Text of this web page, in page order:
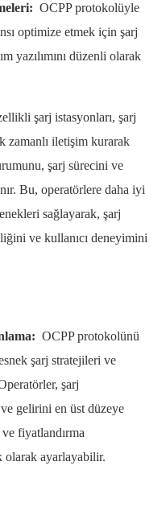
فارسی
հայերեն
עִבְרִית
العربية
O'zbek
Esperanto
नेपाली
OCPP protokolüyle
optimize etmek için şarj
yazılımını düzenli olarak
şarj istasyonları, şarj
zamanlı iletişim kurarak
şarj sürecini ve
Bu, operatörlere daha iyi
sağlayarak, şarj
ve kullanıcı deneyimini
OCPP protokolünü
şarj stratejileri ve
şarj
ve gelirini en üst düzeye
fiyatlandırma
olarak ayarlayabilir.